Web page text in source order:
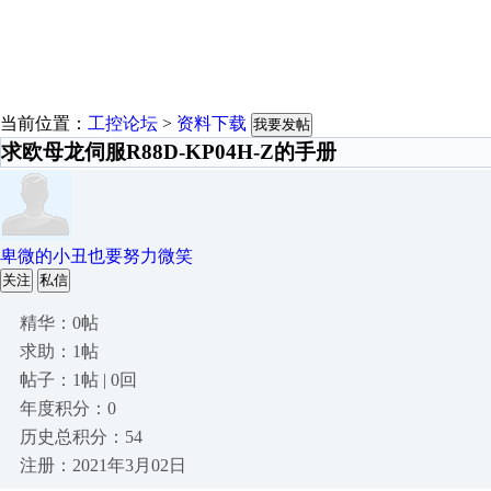
当前位置： 工控论坛 > 资料下载 我要发帖
求欧母龙伺服R88D-KP04H-Z的手册
卑微的小丑也要努力微笑
关注 私信
精华：0帖
求助：1帖
帖子：1帖 | 0回
年度积分：0
历史总积分：54
注册：2021年3月02日